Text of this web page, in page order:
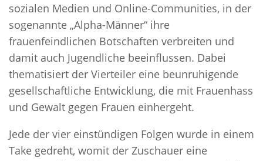
sozialen Medien und Online-Communities, in der
sogenannte „Alpha-Männer“ ihre
frauenfeindlichen Botschaften verbreiten und
damit auch Jugendliche beeinflussen. Dabei
thematisiert der Vierteiler eine beunruhigende
gesellschaftliche Entwicklung, die mit Frauenhass
und Gewalt gegen Frauen einhergeht.
Jede der vier einstündigen Folgen wurde in einem
Take gedreht, womit der Zuschauer eine